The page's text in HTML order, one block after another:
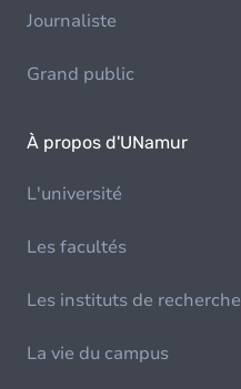
Journaliste
Grand public
À propos d'UNamur
L'université
Les facultés
Les instituts de recherche
La vie du campus